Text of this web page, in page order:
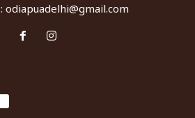
odiapuadelhi@gmail.com